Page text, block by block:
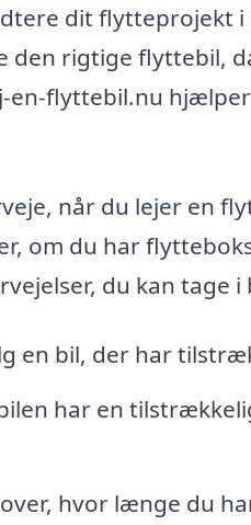
dit flytteprojekt
rigtige flyttebil,
flyttebil.nu
når du lejer en
om du har
du kan
en bil, der har
har en
hvor længe du